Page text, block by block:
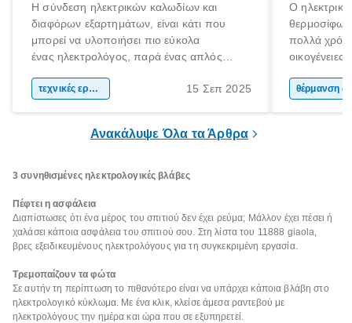
Η σύνδεση ηλεκτρικών καλωδίων και
διαφόρων εξαρτημάτων, είναι κάτι που
μπορεί να υλοποιήσει πιο εύκολα
ένας ηλεκτρολόγος, παρά ένας απλός
περίπλοκα και επικίνδυνα. Αν έχεις στο νου
ηλεκτρολόγου είναι πιθανόν απαραίτητη.
τεχνικές εργασίες 15 Σεπ 2025
Ο
πολλά
θέρμανσης
Ανακάλυψε Όλα τα Άρθρα
3 συνηθισμένες ηλεκτρολογικές βλάβες
Πέφτει η ασφάλεια
Διαπίστωσες ότι ένα μέρος του σπιτιού δεν έχει ρεύμα; Μάλλον έχει πέσει ή
χαλάσει κάποια ασφάλεια του σπιτιού σου. Στη λίστα του 11888 giaola,
βρες εξειδικευμένους ηλεκτρολόγους για τη συγκεκριμένη εργασία.
Τρεμοπαίζουν τα φώτα
Σε αυτήν τη περίπτωση το πιθανότερο είναι να υπάρχει κάποια βλάβη στο
ηλεκτρολογικό κύκλωμα. Με ένα κλικ, κλείσε άμεσα ραντεβού με
ηλεκτρολόγους την ημέρα και ώρα που σε εξυπηρετεί.